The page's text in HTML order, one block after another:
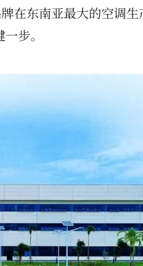
在东南亚最大的空调生
步。